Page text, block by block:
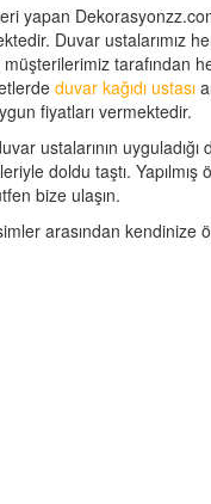
yapan
Duvar ustalarımız
tarafından
duvar kağıdı ustası
fiyatları vermektedir.
ustalarının
doldu taştı.
bize ulaşın.
arasından kendinize